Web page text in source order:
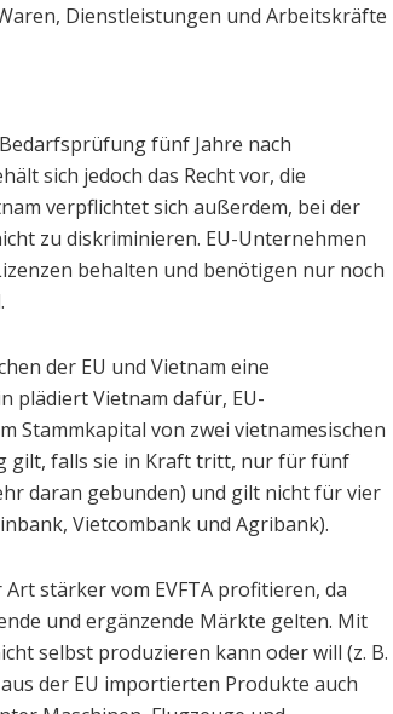
Dienstleistungen und Arbeitskräfte
fünf Jahre nach
sich jedoch das Recht vor, die
verpflichtet sich außerdem, bei der
zu diskriminieren. EU-Unternehmen
behalten und benötigen nur noch
der EU und Vietnam eine
plädiert Vietnam dafür, EU-
Stammkapital von zwei vietnamesischen
gilt, falls sie in Kraft tritt, nur für fünf
daran gebunden) und gilt nicht für vier
Vietcombank und Agribank).
stärker vom EVFTA profitieren, da
und ergänzende Märkte gelten. Mit
selbst produzieren kann oder will (z. B.
der EU importierten Produkte auch